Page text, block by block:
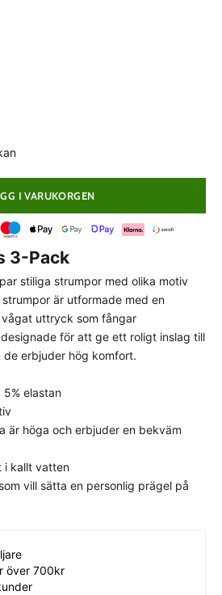
normal passform som
linjer utan att sitta för
look.
I VARUKORGEN
3-Pack
stiliga strumpor med olika motiv
är utformade med en
uttryck som fångar
för att ge ett roligt inslag till
erbjuder hög komfort.
5% elastan
är höga och erbjuder en bekväm
i kallt vatten
vill sätta en personlig prägel på
över 700kr